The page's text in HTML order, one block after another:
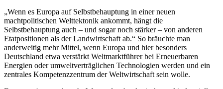
„Wenn es Europa auf Selbstbehauptung in einer neuen
machtpolitischen Welttektonik ankommt, hängt die
Selbstbehauptung auch – und sogar noch stärker – von anderen
Etatpositionen als der Landwirtschaft ab.“ So bräuchte man
anderweitig mehr Mittel, wenn Europa und hier besonders
Deutschland etwa verstärkt Weltmarktführer bei Erneuerbaren
Energien oder umweltverträglichen Technologien werden und ein
zentrales Kompetenzzentrum der Weltwirtschaft sein wolle.